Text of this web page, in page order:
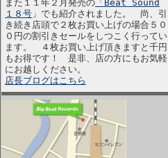
また１１年２月発売の 「Beat Sound
１８号 」でも紹介されました。 尚、引
き続き店頭で２枚お買い上げの場合５０
０円の割引きセールをしつこく行ってい
ます。 ４枚お買い上げ頂きますと千円
もお得です！ 是非、店の方にもお気軽
にお越しください。
店長ブログはこちら